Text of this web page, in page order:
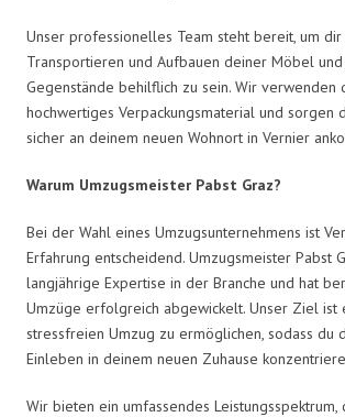
Unser professionelles Team steht bereit, um dir
Transportieren und Aufbauen deiner Möbel
Gegenstände behilflich zu sein. Wir verwenden
hochwertiges Verpackungsmaterial und sorgen
sicher an deinem neuen Wohnort in Vernier
Warum Umzugsmeister Pabst Graz?
Bei der Wahl eines Umzugsunternehmens ist
Erfahrung entscheidend. Umzugsmeister Pabst
langjährige Expertise in der Branche und hat
Umzüge erfolgreich abgewickelt. Unser Ziel ist
stressfreien Umzug zu ermöglichen, sodass du
Einleben in deinem neuen Zuhause
Wir bieten ein umfassendes Leistungsspektrum,